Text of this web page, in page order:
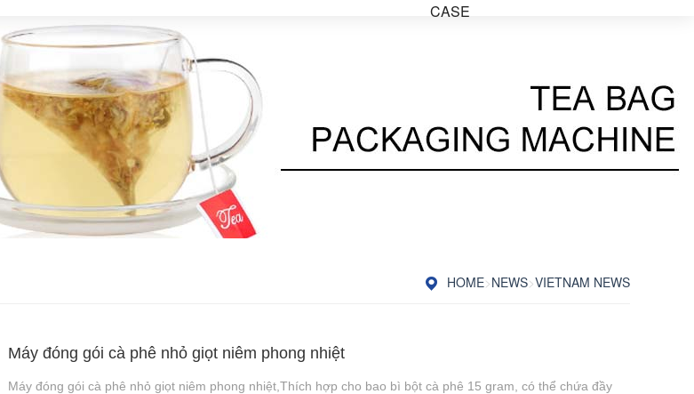
CASE
HOME>NEWS>VIETNAM NEWS
Máy đóng gói cà phê nhỏ giọt niêm phong nhiệt
Máy đóng gói cà phê nhỏ giọt niêm phong nhiệt,Thích hợp cho bao bì bột cà phê 15 gram, có thể chứa đầy